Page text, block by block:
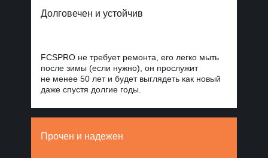
Прочен и надежен
Долговечен и устойчив
FCSPRO не требует ремонта, его легко мыть
после зимы (если нужно), он прослужит
не менее 50 лет и будет выглядеть как новый
даже спустя долгие годы.